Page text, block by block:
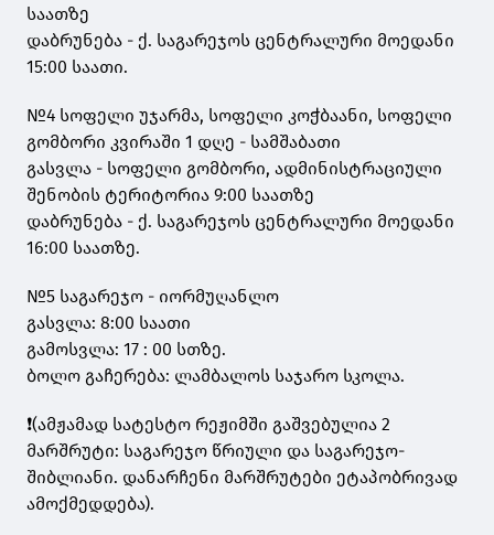
საათზე
დაბრუნება - ქ. საგარეჯოს ცენტრალური მოედანი
15:00 საათი.
№4 სოფელი უჯარმა, სოფელი კოჭბაანი, სოფელი
გომბორი კვირაში 1 დღე - სამშაბათი
გასვლა - სოფელი გომბორი, ადმინისტრაციული
შენობის ტერიტორია 9:00 საათზე
დაბრუნება - ქ. საგარეჯოს ცენტრალური მოედანი
16:00 საათზე.
№5 საგარეჯო - იორმუღანლო
გასვლა: 8:00 საათი
გამოსვლა: 17 : 00 სთზე.
ბოლო გაჩერება: ლამბალოს საჯარო სკოლა.
❗️(ამჟამად სატესტო რეჟიმში გაშვებულია 2
მარშრუტი: საგარეჯო წრიული და საგარეჯო-
შიბლიანი. დანარჩენი მარშრუტები ეტაპობრივად
ამოქმედდება).